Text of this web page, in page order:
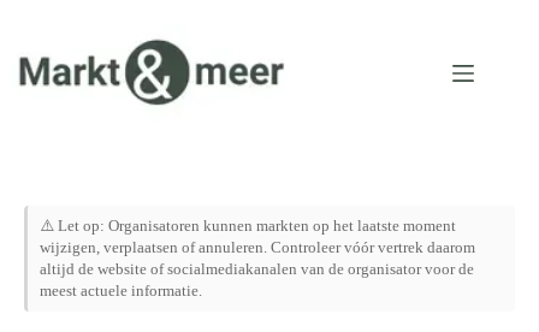
inhoud
⚠️ Let op: Organisatoren kunnen markten op het laatste moment
wijzigen, verplaatsen of annuleren. Controleer vóór vertrek daarom
altijd de website of socialmediakanalen van de organisator voor de
meest actuele informatie.